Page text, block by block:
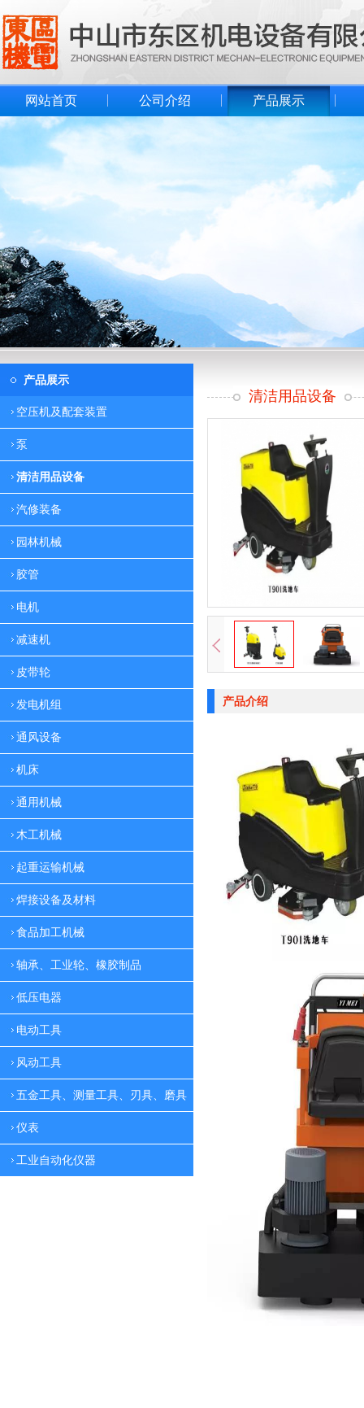
网站首页 公司介绍 产品展示
产品展示
空压机及配套装置
泵
清洁用品设备
汽修装备
园林机械
胶管
电机
减速机
皮带轮
发电机组
通风设备
机床
通用机械
木工机械
起重运输机械
焊接设备及材料
食品加工机械
轴承、工业轮、橡胶制品
低压电器
电动工具
风动工具
五金工具、测量工具、刃具、磨具
仪表
工业自动化仪器
清洁用品设备
产品介绍